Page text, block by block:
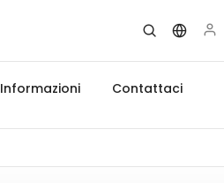
Informazioni Contattaci